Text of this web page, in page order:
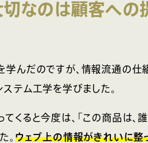
切なのは顧客への
んだのですが、情報流通の仕
テム工学を学びました。
くると今度は、「この商品は、
。 ウェブ上の情報がきれいに整